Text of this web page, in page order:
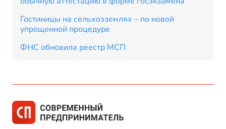
Гостиницы на сельхозземлях – по новой
упрощенной процедуре
ФНС обновила реестр МСП